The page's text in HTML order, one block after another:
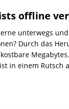
offline
unterwegs
Durch das
in einem Rutsch